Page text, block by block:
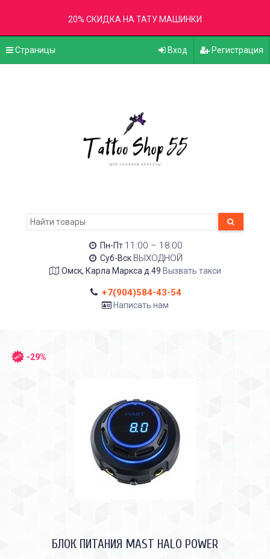
20% СКИДКА НА ТАТУ МАШИНКИ
Страницы Вход Регистрация
Пн-Пт 11:00 – 18:00
Суб-Вск ВЫХОДНОЙ
Омск, Карла Маркса д.49 Вызвать такси
+7(904)584-43-54
Написать нам
-29%
БЛОК ПИТАНИЯ MAST HALO POWER